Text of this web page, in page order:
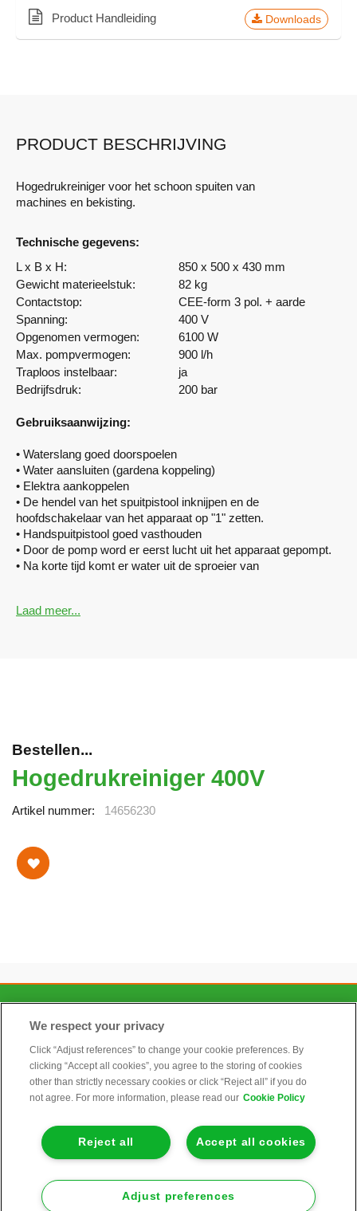
Product Handleiding Downloads
PRODUCT BESCHRIJVING
Hogedrukreiniger voor het schoon spuiten van
machines en bekisting.
Technische gegevens:
L x B x H:
850 x 500 x 430 mm
Gewicht materieelstuk:
82 kg
Contactstop:
CEE-form 3 pol. + aarde
Spanning:
400 V
Opgenomen vermogen:
6100 W
Max. pompvermogen:
900 l/h
Traploos instelbaar:
ja
Bedrijfsdruk:
200 bar
Gebruiksaanwijzing:
• Waterslang goed doorspoelen
• Water aansluiten (gardena koppeling)
• Elektra aankoppelen
• De hendel van het spuitpistool inknijpen en de
hoofdschakelaar van het apparaat op "1" zetten.
• Handspuitpistool goed vasthouden
• Door de pomp word er eerst lucht uit het apparaat gepompt.
• Na korte tijd komt er water uit de sproeier van
Waarschuwing:
Laad meer...
Bestellen...
Hogedrukreiniger 400V
Artikel nummer 14656230
CONTACT
ALGEMEEN
INFORMATIE
KLANTENSERVICE
We respect your privacy
Click “Adjust references” to change your cookie preferences. By
clicking “Accept all cookies”, you agree to the storing of cookies
other than strictly necessary cookies or click “Reject all” if you do
not agree. For more information, please read our Cookie Policy
Accept all cookies
Reject all
Adjust preferences